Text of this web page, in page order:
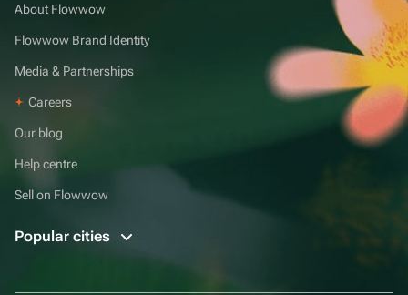
About Flowwow
Flowwow Brand Identity
Media & Partnerships
Careers
Our blog
Help centre
Sell on Flowwow
Popular cities